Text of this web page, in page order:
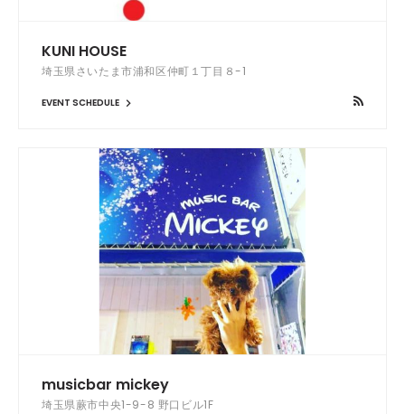
KUNI HOUSE
埼玉県さいたま市浦和区仲町１丁目８-1
EVENT SCHEDULE
musicbar mickey
埼玉県蕨市中央1-9-8 野口ビル1F